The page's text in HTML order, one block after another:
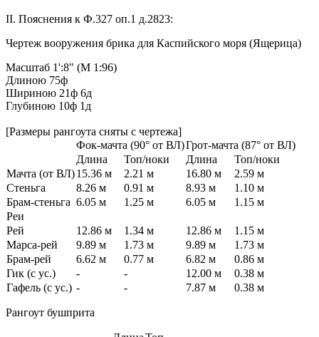
II. Пояснения к Ф.327 оп.1 д.2823:
Чертеж вооружения брика для Каспийского моря (Ящерица)
Масштаб 1':8" (М 1:96)
Длиною 75ф
Шириною 21ф 6д
Глубиною 10ф 1д
[Размеры рангоута сняты с чертежа]
Фок-мачта (90° от ВЛ)Грот-мачта (87° от ВЛ)
Длина
Топ/ноки Длина
Топ/ноки
Мачта (от ВЛ)15.36 м 2.21 м 16.80 м
2.59 м
Стеньга
8.26 м 0.91 м 8.93 м
1.10 м
Брам-стеньга 6.05 м 1.25 м 6.05 м
1.15 м
Реи
Рей
12.86 м 1.34 м 12.86 м
1.15 м
Марса-рей
9.89 м 1.73 м 9.89 м
1.73 м
Брам-рей
6.62 м 0.77 м 6.82 м
0.86 м
Гик (с ус.)
- - 12.00 м
0.38 м
Гафель (с ус.) - - 7.87 м 0.38 м
Рангоут бушприта